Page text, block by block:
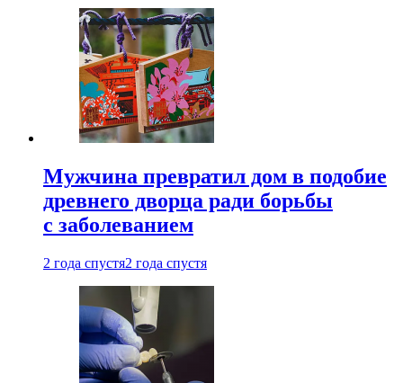
Мужчина превратил дом в подобие
древнего дворца ради борьбы
с заболеванием
2 года спустя2 года спустя